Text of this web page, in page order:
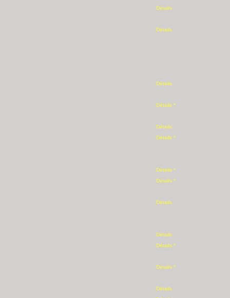
Détails
Détails
Détails
Détails *
Détails
Détails *
Détails *
Détails *
Détails
Détails
Détails *
Détails *
Détails